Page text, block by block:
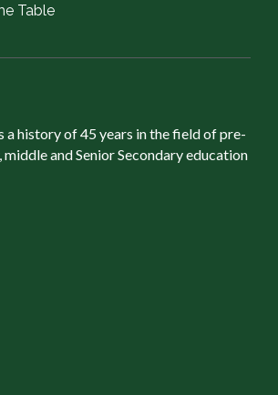
Table
a history of 45 years in the field of pre-
and Senior Secondary education